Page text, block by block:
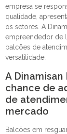
empresa se
qualidade,
os setores. A
empreendedor de
balcões de
versatilidade.
A Dinamisan
chance de
de
mercado
Balcões em